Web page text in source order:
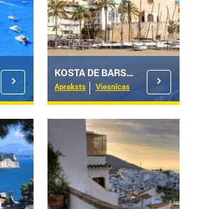
KOSTA DE BARSELONA-GARRAFA
Apraksts Viesnīcas